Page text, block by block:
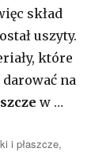
skład
uszyty.
które
na
w …
i płaszcze,